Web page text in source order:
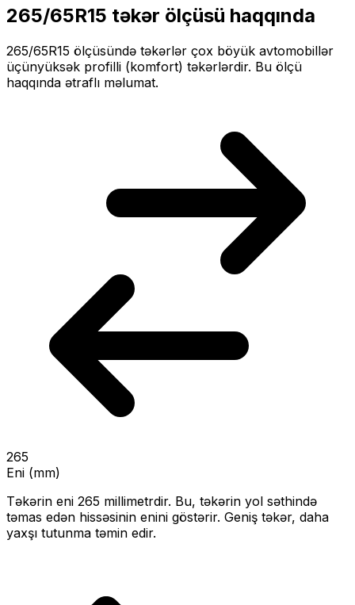
265/65R15 təkər ölçüsü haqqında
265/65R15 ölçüsündə təkərlər çox böyük avtomobillər
üçünyüksək profilli (komfort) təkərlərdir. Bu ölçü
haqqında ətraflı məlumat.
265
Eni (mm)
Təkərin eni 265 millimetrdir. Bu, təkərin yol səthində
təmas edən hissəsinin enini göstərir. Geniş təkər, daha
yaxşı tutunma təmin edir.